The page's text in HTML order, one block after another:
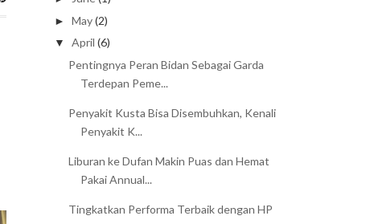
►May(2)
▼ April (6)
Pentingnya Peran Bidan Sebagai Garda
Terdepan Peme...
Penyakit Kusta Bisa Disembuhkan, Kenali
Penyakit K...
Liburan ke Dufan Makin Puas dan Hemat
Pakai Annual...
Tingkatkan Performa Terbaik dengan HP